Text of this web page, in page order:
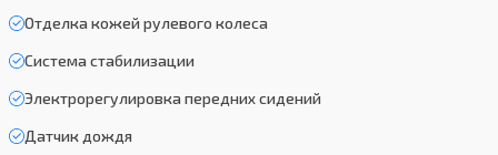
Отделка кожей рулевого колеса
Система стабилизации
Электрорегулировка передних сидений
Датчик дождя